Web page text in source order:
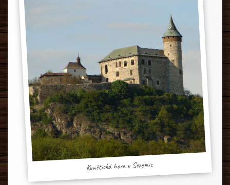
Kunětická hora u Sezemic